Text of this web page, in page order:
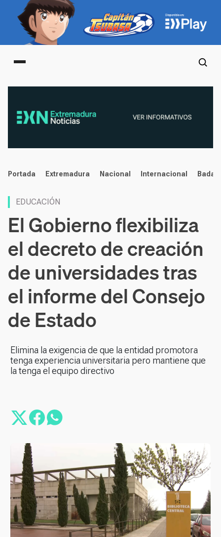
Main menu
noticias
Portada Extremadura Nacional Internacional
EDUCACIÓN
El Gobierno flexibiliza
el decreto de creación
de universidades tras
el informe del Consejo
de Estado
Elimina la exigencia de que la entidad promotora
tenga experiencia universitaria pero mantiene que
la tenga el equipo directivo